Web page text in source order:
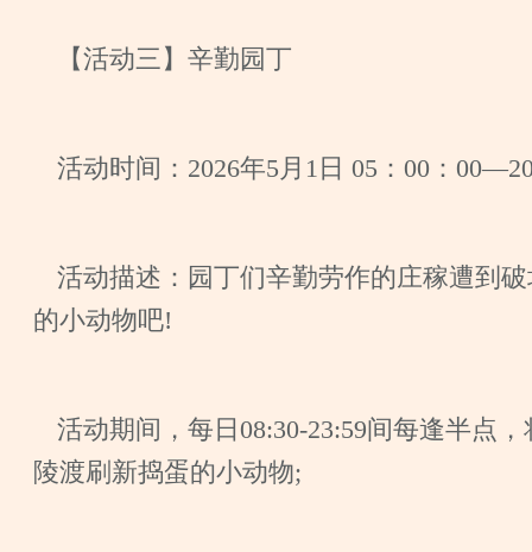
【活动三】辛勤园丁
活动时间：2026年5月1日 05：00：
活动描述：园丁们辛勤劳作的庄稼遭到
的小动物吧!
活动期间，每日08:30-23:59间每逢半点
陵渡刷新捣蛋的小动物;